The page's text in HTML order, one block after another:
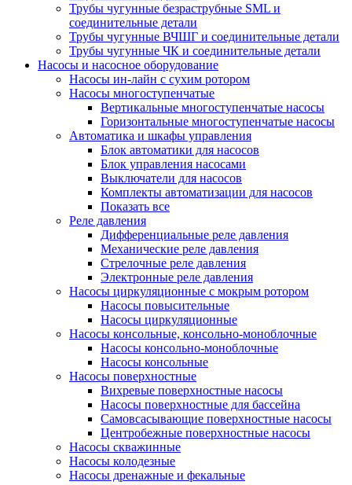
Трубы чугунные безраструбные SML и
соединительные детали
Трубы чугунные ВЧШГ и соединительные детали
Трубы чугунные ЧК и соединительные детали
Насосы и насосное оборудование
Насосы ин-лайн с сухим ротором
Насосы многоступенчатые
Вертикальные многоступенчатые насосы
Горизонтальные многоступенчатые насосы
Автоматика и шкафы управления
Блок автоматики для насосов
Блок управления насосами
Выключатели для насосов
Комплекты автоматизации для насосов
Показать все
Реле давления
Дифференциальные реле давления
Механические реле давления
Стрелочные реле давления
Электронные реле давления
Насосы циркуляционные с мокрым ротором
Насосы повысительные
Насосы циркуляционные
Насосы консольные, консольно-моноблочные
Насосы консольно-моноблочные
Насосы консольные
Насосы поверхностные
Вихревые поверхностные насосы
Насосы поверхностные для бассейна
Самовсасывающие поверхностные насосы
Центробежные поверхностные насосы
Насосы скважинные
Насосы колодезные
Насосы дренажные и фекальные